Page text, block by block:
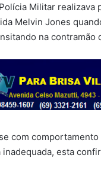
Militar
Melvin Jones
na contramão
com
esta